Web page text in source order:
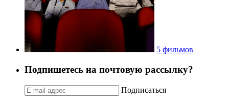
5 фильмов
Подпишетесь на почтовую рассылку?
Подписаться